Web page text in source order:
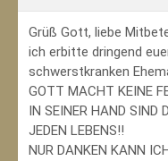
Grüß Gott, liebe
ich erbitte dringend
schwerstkranken
GOTT MACHT KEINE
IN SEINER HAND SIND
JEDEN LEBENS!!
NUR DANKEN KANN